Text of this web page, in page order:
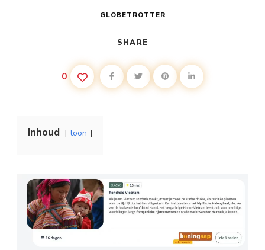
GLOBETROTTER
SHARE
0
Inhoud toon